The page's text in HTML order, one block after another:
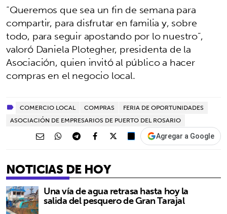
“Queremos que sea un fin de semana para
compartir, para disfrutar en familia y, sobre
todo, para seguir apostando por lo nuestro”,
valoró Daniela Plotegher, presidenta de la
Asociación, quien invitó al público a hacer
compras en el negocio local.
COMERCIO LOCAL COMPRAS
FERIA DE OPORTUNIDADES
ASOCIACIÓN DE EMPRESARIOS DE PUERTO DEL ROSARIO
Agregar a Google
NOTICIAS DE HOY
Una vía de agua retrasa hasta hoy la
salida del pesquero de Gran Tarajal